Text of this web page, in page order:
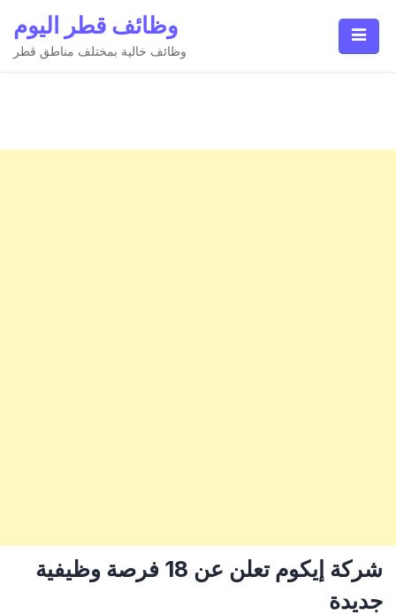
content
وظائف قطر اليوم
وظائف خالية بمختلف مناطق قطر
شركة إيكوم تعلن عن 18 فرصة وظيفية
جديدة